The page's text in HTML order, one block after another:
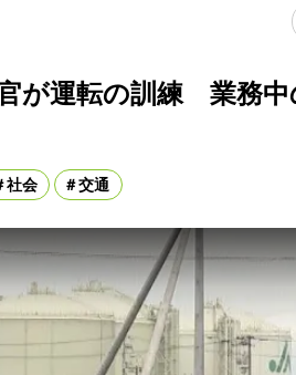
が運転の訓練 業務
社会 交通